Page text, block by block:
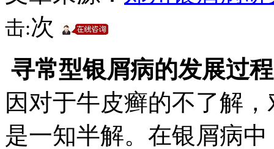
击:次
寻常型银屑病的发展过
因对于牛皮癣的不了解
是一知半解。在银屑病